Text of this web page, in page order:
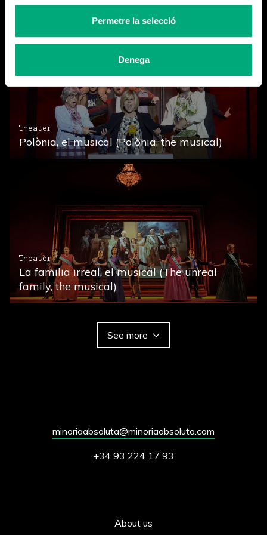
Permetre la selecció
Denega
Theater
Polònia, el musical (Polònia, the musical)
Theater
La familia irreal, el musical (The unreal
family, the musical)
See more
minoriaabsoluta@minoriaabsoluta.com
+34 93 224 17 93
About us